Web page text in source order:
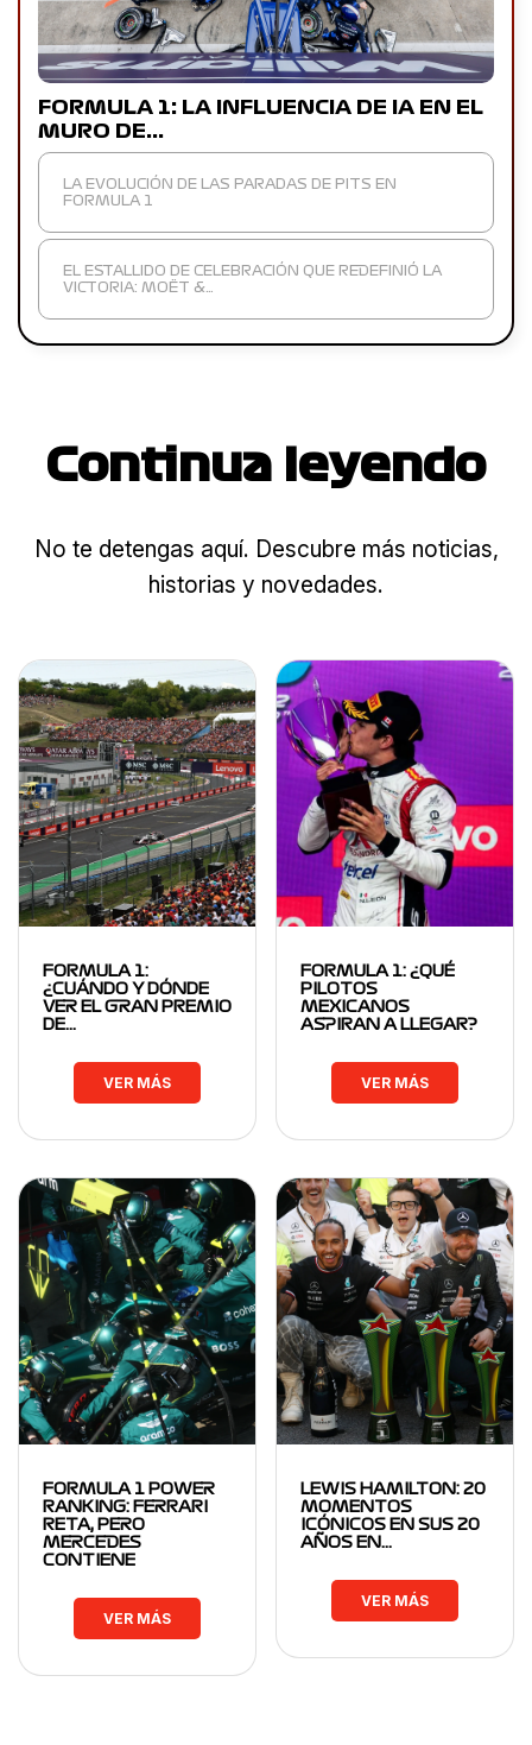
FORMULA 1: LA INFLUENCIA DE IA EN EL
MURO DE…
LA EVOLUCIÓN DE LAS PARADAS DE PITS EN
FORMULA 1
EL ESTALLIDO DE CELEBRACIÓN QUE REDEFINIÓ LA
VICTORIA: MOËT &…
Continua leyendo
No te detengas aquí. Descubre más noticias,
historias y novedades.
FORMULA 1:
¿CUÁNDO Y DÓNDE
VER EL GRAN PREMIO
DE…
VER MÁS
FORMULA 1: ¿QUÉ
PILOTOS
MEXICANOS
ASPIRAN A LLEGAR?
VER MÁS
FORMULA 1 POWER
RANKING: FERRARI
RETA, PERO
MERCEDES
CONTIENE
VER MÁS
LEWIS HAMILTON: 20
MOMENTOS
ICÓNICOS EN SUS 20
AÑOS EN…
VER MÁS